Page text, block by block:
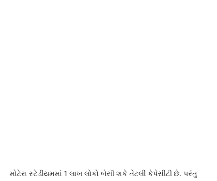
મોટેરા સ્ટેડીયમમાં 1 લાખ લોકો બેસી શકે તેટલી કેપેસીટી છે. પરંતુ